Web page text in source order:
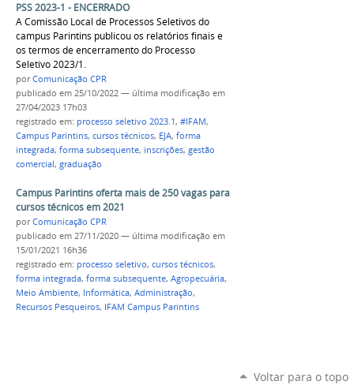
PSS 2023-1 - ENCERRADO
A Comissão Local de Processos Seletivos do
campus Parintins publicou os relatórios finais e
os termos de encerramento do Processo
Seletivo 2023/1.
porComunicação CPR
publicado em 25/10/2022 — última modificação em
27/04/2023 17h03
registrado em: processo seletivo 2023.1, #IFAM,
Campus Parintins, cursos técnicos, EJA, forma
integrada, forma subsequente, inscrições, gestão
comercial, graduação
Campus Parintins oferta mais de 250 vagas para
cursos técnicos em 2021
porComunicação CPR
publicado em 27/11/2020 — última modificação em
15/01/2021 16h36
registrado em: processo seletivo, cursos técnicos,
forma integrada, forma subsequente, Agropecuária,
Meio Ambiente, Informática, Administração,
Recursos Pesqueiros, IFAM Campus Parintins
Voltar para o topo